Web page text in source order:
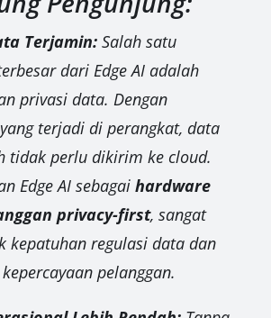
Terjamin:Salah satu
dari Edge AI adalah
privasi data. Dengan
terjadi di perangkat, data
tidak perlu dikirim ke cloud.
Edge AI sebagai hardware
privacy-first, sangat
kepatuhan regulasi data dan
pelanggan.